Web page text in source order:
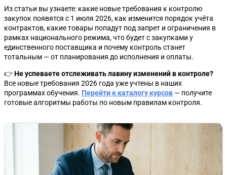
Из статьи вы узнаете: какие новые требования к контролю
закупок появятся с 1 июля 2026, как изменится порядок учёта
контрактов, какие товары попадут под запрет и ограничения в
рамках национального режима, что будет с закупками у
единственного поставщика и почему контроль станет
тотальным — от планирования до исполнения и оплаты.
👉Не успеваете отслеживать лавину изменений в контроле?
Все новые требования 2026 года уже учтены в наших
программах обучения. Перейти к каталогу курсов — получите
готовые алгоритмы работы по новым правилам контроля.